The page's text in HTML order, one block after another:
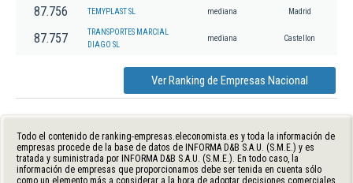
87.756 TEMYPLAST SL mediana Madrid
87.757
TRANSPORTES MARCIAL
DIAGO SL
mediana Castellon
Ver Ranking de Empresas Nacional
Todo el contenido de ranking-empresas.eleconomista.es y toda la información de
empresas procede de la base de datos de INFORMA D&B S.A.U. (S.M.E.) y es
tratada y suministrada por INFORMA D&B S.A.U. (S.M.E.). En todo caso, la
información de empresas que proporcionamos debe ser tenida en cuenta sólo
como un elemento más a considerar a la hora de adoptar decisiones comerciales